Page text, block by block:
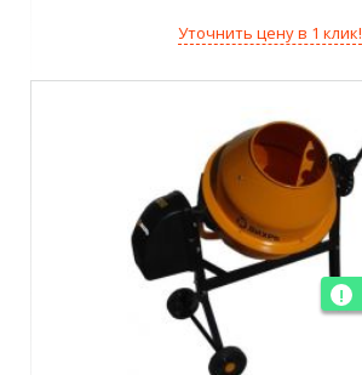
Уточнить цену в 1 клик!